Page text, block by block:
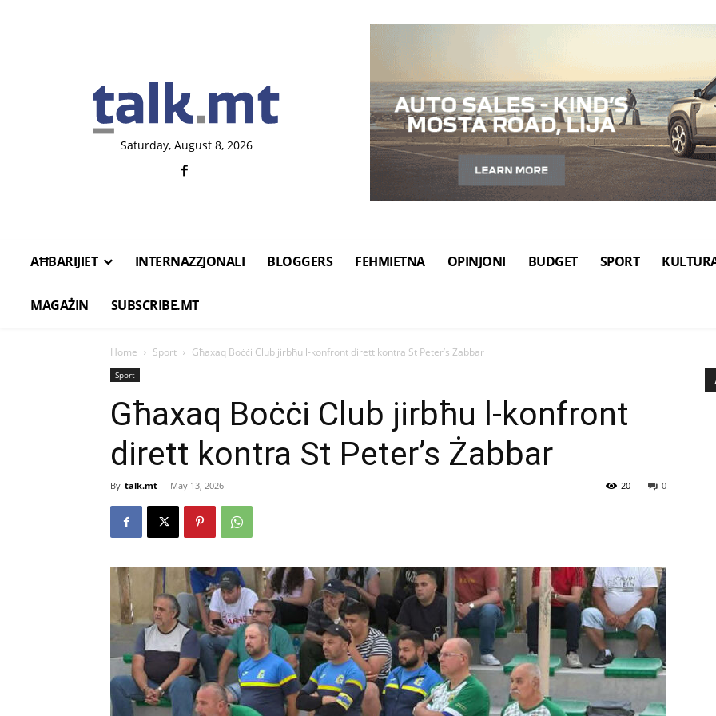
Saturday, August 8, 2026
AĦBARIJIET INTERNAZZJONALI BLOGGERS FEHMIETNA OPINJONI BUDGET SPORT
MAGAŻIN SUBSCRIBE.MT
Home Sport Għaxaq Boċċi Club jirbħu l-konfront dirett kontra St Peter’s Żabbar
Sport
Għaxaq Boċċi Club jirbħu l-konfront
dirett kontra St Peter’s Żabbar
By talk.mt - May 13, 2026 0
20